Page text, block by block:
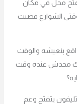
محل في مكان
الشوارع فضيت
بنعيشه والوقت
محدش عنده وقت
يتفتح وعم